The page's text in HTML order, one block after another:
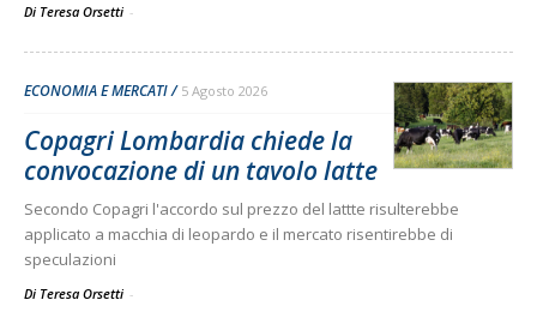
Di Teresa Orsetti -
ECONOMIA E MERCATI 5 Agosto 2026
Copagri Lombardia chiede la
convocazione di un tavolo latte
Secondo Copagri l'accordo sul prezzo del lattte risulterebbe
applicato a macchia di leopardo e il mercato risentirebbe di
speculazioni
Di Teresa Orsetti -